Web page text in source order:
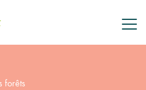
forêts